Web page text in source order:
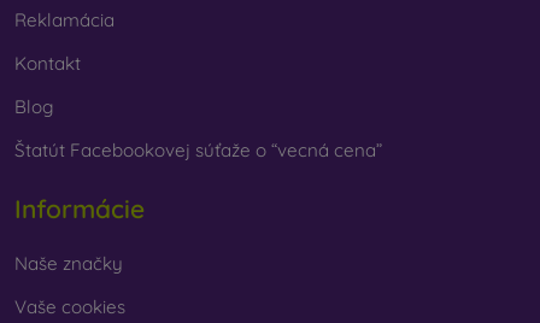
vybrať len ten svoj.
Reklamácia
Kontakt
Blog
Štatút Facebookovej súťaže o “vecná cena”
Informácie
Naše značky
Vaše cookies